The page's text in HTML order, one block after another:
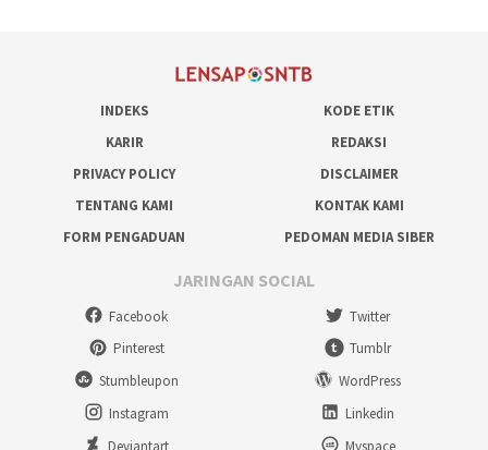
INDEKS
KODE ETIK
KARIR
REDAKSI
PRIVACY POLICY
DISCLAIMER
TENTANG KAMI
KONTAK KAMI
FORM PENGADUAN
PEDOMAN MEDIA SIBER
JARINGAN SOCIAL
Facebook
Twitter
Pinterest
Tumblr
Stumbleupon
WordPress
Instagram
Linkedin
Deviantart
Myspace